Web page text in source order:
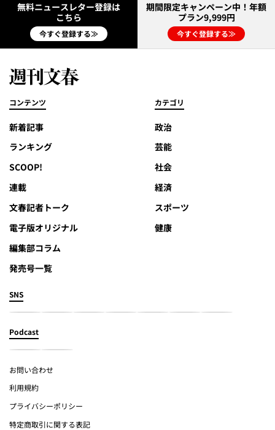
無料ニュースレター登録は
こちら
今すぐ登録する≫
期間限定キャンペーン中！年額
プラン9,999円
今すぐ登録する≫
コンテンツ
新着記事
ランキング
SCOOP!
連載
文春記者トーク
電子版オリジナル
編集部コラム
発売号一覧
カテゴリ
政治
芸能
社会
経済
スポーツ
健康
SNS
Podcast
お問い合わせ
利用規約
プライバシーポリシー
特定商取引に関する表記